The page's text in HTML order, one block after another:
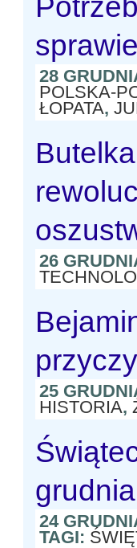
28
POLSKA-
ŁOPATA,
26
25
HISTORIA,
24
TAGI: